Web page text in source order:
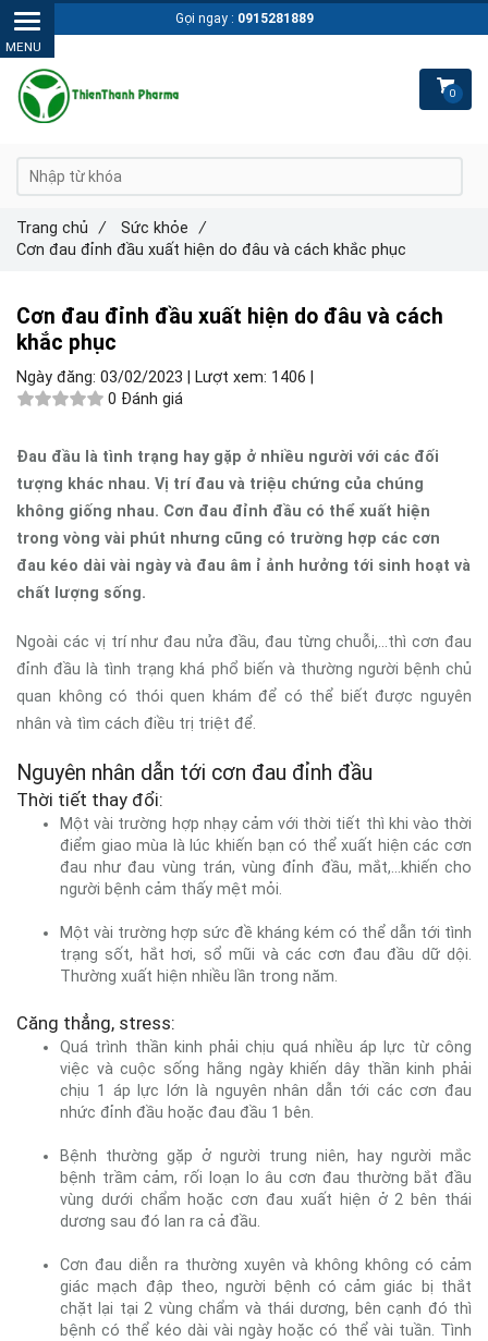
Cơn đau đỉnh đầu xuất hiện do đâu và cách
khắc phục
Ngày đăng: 03/02/2023 | Lượt xem: 1406 |
0 Đánh giá
Đau đầu là tình trạng hay gặp ở nhiều người với các đối
tượng khác nhau. Vị trí đau và triệu chứng của chúng
không giống nhau. Cơn đau đỉnh đầu có thể xuất hiện
trong vòng vài phút nhưng cũng có trường hợp các cơn
đau kéo dài vài ngày và đau âm ỉ ảnh hưởng tới sinh hoạt và
chất lượng sống.
Ngoài các vị trí như đau nửa đầu, đau từng chuỗi,...thì cơn đau
đỉnh đầu là tình trạng khá phổ biến và thường người bệnh chủ
quan không có thói quen khám để có thể biết được nguyên
nhân và tìm cách điều trị triệt để.
Nguyên nhân dẫn tới cơn đau đỉnh đầu
Thời tiết thay đổi:
Một vài trường hợp nhạy cảm với thời tiết thì khi vào thời
điểm giao mùa là lúc khiến bạn có thể xuất hiện các cơn
đau như đau vùng trán, vùng đỉnh đầu, mắt,...khiến cho
người bệnh cảm thấy mệt mỏi.
Một vài trường hợp sức đề kháng kém có thể dẫn tới tình
trạng sốt, hắt hơi, sổ mũi và các cơn đau đầu dữ dội.
Thường xuất hiện nhiều lần trong năm.
Căng thẳng, stress:
Quá trình thần kinh phải chịu quá nhiều áp lực từ công
việc và cuộc sống hằng ngày khiến dây thần kinh phải
chịu 1 áp lực lớn là nguyên nhân dẫn tới các cơn đau
nhức đỉnh đầu hoặc đau đầu 1 bên.
Bệnh thường gặp ở người trung niên, hay người mắc
bệnh trầm cảm, rối loạn lo âu cơn đau thường bắt đầu
vùng dưới chẩm hoặc cơn đau xuất hiện ở 2 bên thái
dương sau đó lan ra cả đầu.
Cơn đau diễn ra thường xuyên và không không có cảm
giác mạch đập theo, người bệnh có cảm giác bị thắt
chặt lại tại 2 vùng chẩm và thái dương, bên cạnh đó thì
bệnh có thể kéo dài vài ngày hoặc có thể vài tuần. Tình
Trang chủ / Sức khỏe
/
Cơn đau đỉnh đầu xuất hiện do đâu và cách khắc phục
Gọi ngay : 0915281889
0